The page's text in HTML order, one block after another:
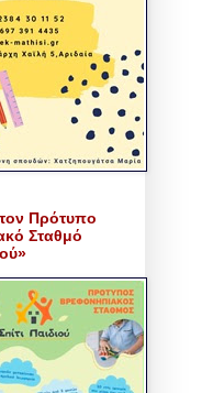
Πρότυπο
Σταθμό